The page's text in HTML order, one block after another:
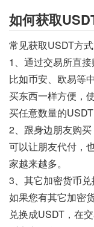
如何获取
常见获取USDT方式
1、通过交易所直接
比如币安、欧易等
买东西一样方便，
买任意数量的USDT
2、跟身边朋友购买
可以让朋友代付，
家越来越多。
3、其它加密货币兑
如果您有其它加密
兑换成USDT，在